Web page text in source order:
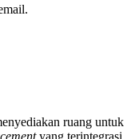
ruang untuk